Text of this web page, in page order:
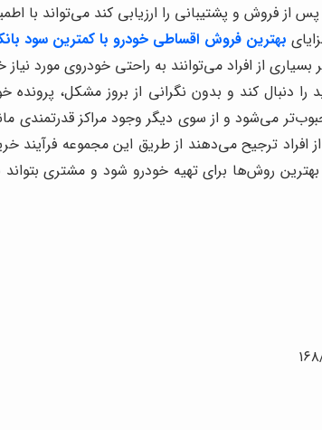
فروش و پشتیبانی را ارزیابی کند می‌تواند با
بهترین فروش اقساطی خودرو با کمترین سود
از افراد می‌توانند به راحتی خودروی مورد نیاز
دنبال کند و بدون نگرانی از بروز مشکل،
می‌شود و از سوی دیگر وجود مراکز قدرتمندی
افراد ترجیح می‌دهند از طریق این مجموعه فرآیند
روش‌ها برای تهیه خودرو شود و مشتری